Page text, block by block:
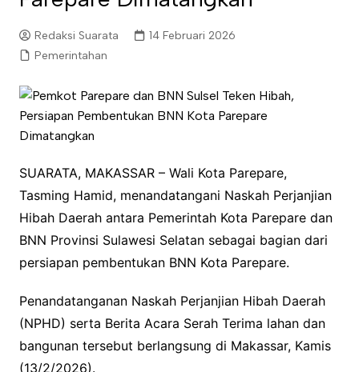
Redaksi Suarata
14 Februari 2026
Pemerintahan
SUARATA, MAKASSAR – Wali Kota Parepare,
Tasming Hamid, menandatangani Naskah Perjanjian
Hibah Daerah antara Pemerintah Kota Parepare dan
BNN Provinsi Sulawesi Selatan sebagai bagian dari
persiapan pembentukan BNN Kota Parepare.
Penandatanganan Naskah Perjanjian Hibah Daerah
(NPHD) serta Berita Acara Serah Terima lahan dan
bangunan tersebut berlangsung di Makassar, Kamis
(13/2/2026).